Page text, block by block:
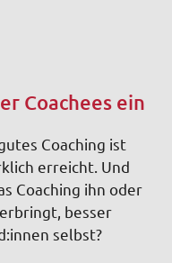
Coachees ein
Coaching ist
erreicht. Und
Coaching ihn oder
besser
selbst?